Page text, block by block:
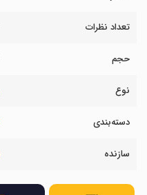
تعداد نظرات
حجم
نوع
دسته‌بندی
سازنده